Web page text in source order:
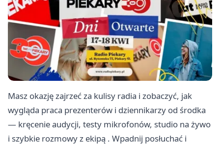
Masz okazję zajrzeć za kulisy radia i zobaczyć, jak
wygląda praca prezenterów i dziennikarzy od środka
— kręcenie audycji, testy mikrofonów, studio na żywo
i szybkie rozmowy z ekipą . Wpadnij posłuchać i